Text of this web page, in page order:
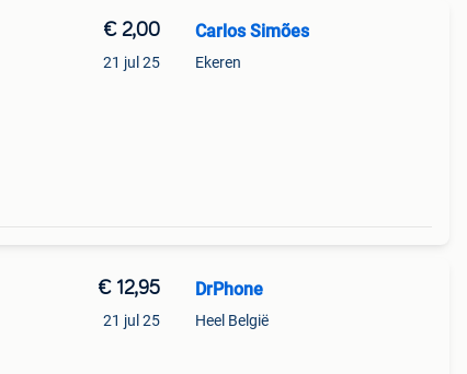
€ 2,00
21 jul 25
Carlos Simões
Ekeren
€ 12,95
21 jul 25
DrPhone
Heel België